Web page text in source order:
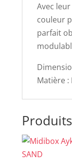
Avec
couleur
parfait
Matière :